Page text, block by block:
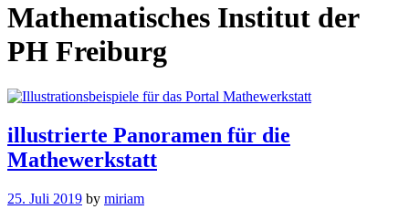
Mathematisches Institut der
PH Freiburg
illustrierte Panoramen für die
Mathewerkstatt
25. Juli 2019 by miriam